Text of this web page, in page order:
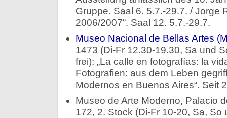
Gruppe. Saal 6. 5.7.-29.7. / Jorge
2006/2007“. Saal 12. 5.7.-29.7.
Museo Nacional de Bellas Artes
1473 (Di-Fr 12.30-19.30, Sa und
frei): „La calle en fotografías: la
Fotografien: aus dem Leben
Modernos en Buenos Aires“. Seit
Museo de Arte Moderno, Palacio
172, 2. Stock (Di-Fr 10-20, Sa, So